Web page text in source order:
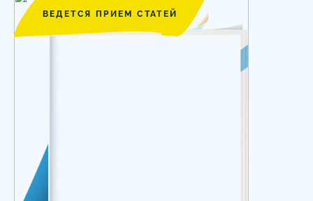
ВЕДЕТСЯ ПРИЕМ СТАТЕЙ